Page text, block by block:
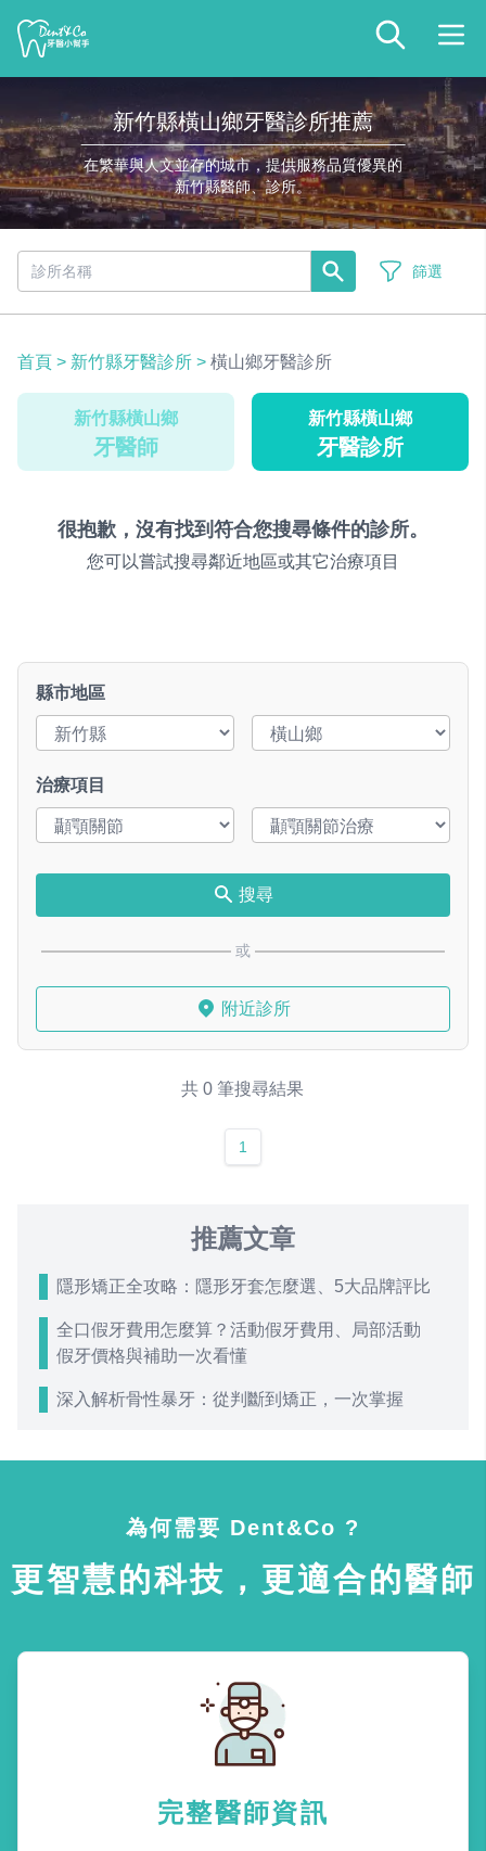
新竹縣橫山鄉牙醫診所推薦
在繁華與人文並存的城市，提供服務品質優異的
新竹縣醫師、診所。
篩選
首頁 > 新竹縣牙醫診所 > 橫山鄉牙醫診所
新竹縣橫山鄉
牙醫師
新竹縣橫山鄉
牙醫診所
很抱歉，沒有找到符合您搜尋條件的診所。
您可以嘗試搜尋鄰近地區或其它治療項目
縣市地區
治療項目
搜尋
或
附近診所
共 0 筆搜尋結果
1
推薦文章
隱形矯正全攻略：隱形牙套怎麼選、5大品牌評比
全口假牙費用怎麼算？活動假牙費用、局部活動
假牙價格與補助一次看懂
深入解析骨性暴牙：從判斷到矯正，一次掌握
為何需要 Dent&Co ?
更智慧的科技，更適合的醫師
完整醫師資訊